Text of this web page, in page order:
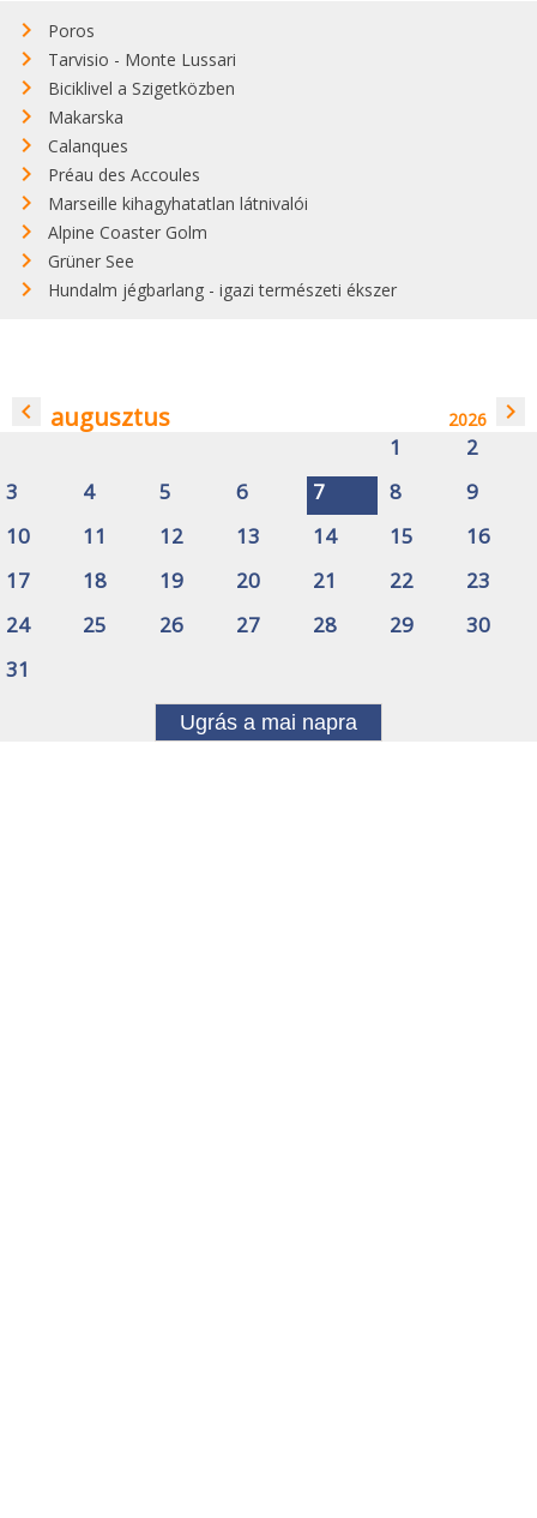
Poros
Tarvisio - Monte Lussari
Biciklivel a Szigetközben
Makarska
Calanques
Préau des Accoules
Marseille kihagyhatatlan látnivalói
Alpine Coaster Golm
Grüner See
Hundalm jégbarlang - igazi természeti ékszer
navigate_before augusztus 2026 navigate_next
1
2
3
4 5 6 7 8
9
10
11 12 13 14 15
16
17
18 19 20 21 22
23
24
25 26 27 28 29
30
31
Ugrás a mai napra